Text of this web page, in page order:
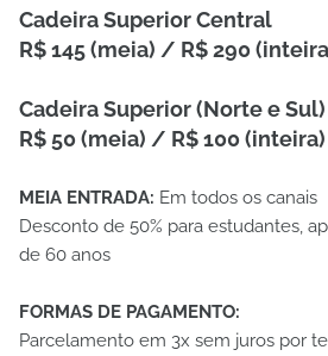
Cadeira Superior Central
R$ 145 (meia) / R$ 290
Cadeira Superior (Norte e Sul)
R$ 50 (meia) / R$ 100 (inteira)
MEIA ENTRADA: Em todos os canais
Desconto de 50% para estudantes,
de 60 anos
FORMAS DE PAGAMENTO:
Parcelamento em 3x sem juros por